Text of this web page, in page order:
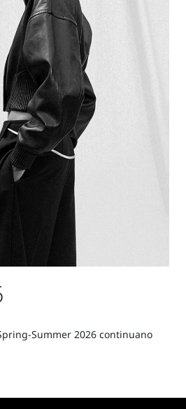
Summer 2026 continuano